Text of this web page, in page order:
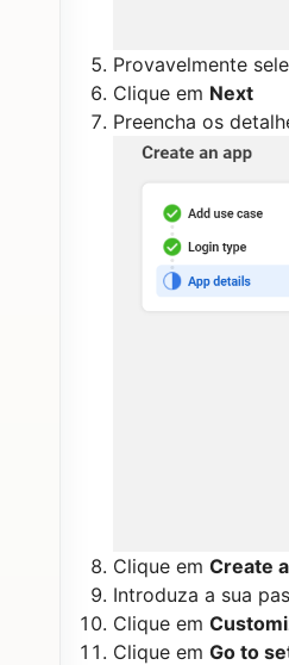
Provavelmente
Clique em Next
Preencha os
Clique em Create
Introduza a sua
Clique em
Clique em Go to